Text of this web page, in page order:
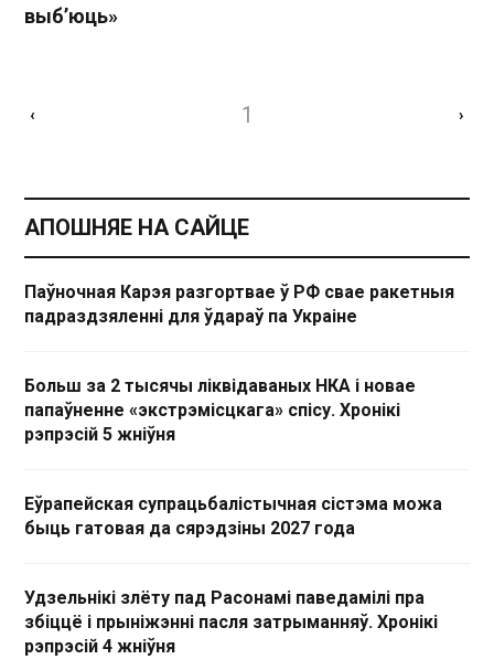
выб’юць»
‹ 1 ›
АПОШНЯЕ НА САЙЦЕ
Паўночная Карэя разгортвае ў РФ свае ракетныя
падраздзяленні для ўдараў па Украіне
Больш за 2 тысячы ліквідаваных НКА і новае
папаўненне «экстрэмісцкага» спісу. Хронікі
рэпрэсій 5 жніўня
Еўрапейская супрацьбалістычная сістэма можа
быць гатовая да сярэдзіны 2027 года
Удзельнікі злёту пад Расонамі паведамілі пра
збіццё і прыніжэнні пасля затрыманняў. Хронікі
рэпрэсій 4 жніўня